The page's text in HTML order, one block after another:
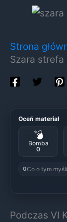
Strona
Szara
Oceń materiał
💣
Bomba
0
0Co o tym
Podczas VI